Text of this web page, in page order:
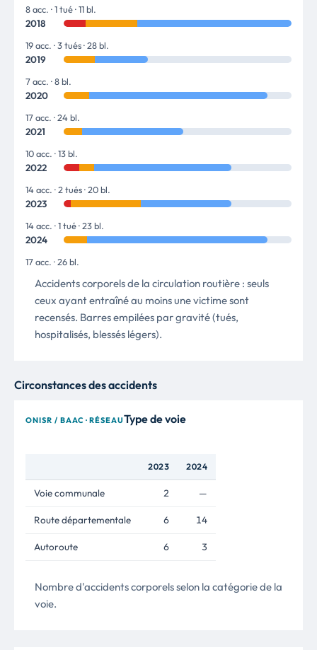
8 acc. · 1 tué · 11 bl.
2018
19 acc. · 3 tués · 28 bl.
2019
7 acc. · 8 bl.
2020
17 acc. · 24 bl.
2021
10 acc. · 13 bl.
2022
14 acc. · 2 tués · 20 bl.
2023
14 acc. · 1 tué · 23 bl.
2024
17 acc. · 26 bl.
Accidents corporels de la circulation routière : seuls
ceux ayant entraîné au moins une victime sont
recensés. Barres empilées par gravité (tués,
hospitalisés, blessés légers).
Circonstances des accidents
ONISR / BAAC · RÉSEAUType de voie
2023 2024
Voie communale 2 —
Route départementale 6 14
Autoroute 6 3
Nombre d'accidents corporels selon la catégorie de la
voie.